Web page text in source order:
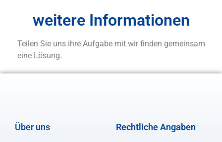
weitere Informationen
Teilen Sie uns ihre Aufgabe mit wir finden gemeinsam
eine Lösung.
Über uns Rechtliche Angaben